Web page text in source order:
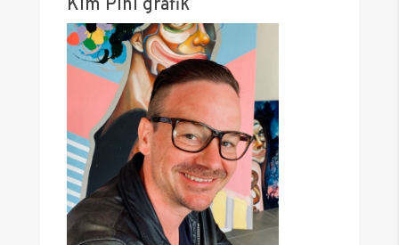
Kim Pihl grafik